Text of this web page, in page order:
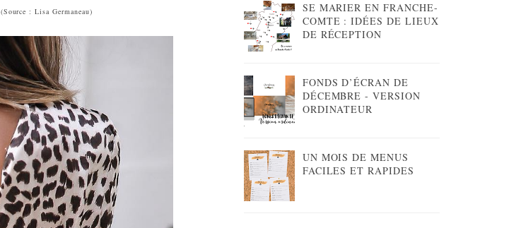
(Source : Lisa Germaneau)
SE MARIER EN FRANCHE-
COMTE : IDÉES DE LIEUX
DE RÉCEPTION
FONDS D’ÉCRAN DE
DÉCEMBRE - VERSION
ORDINATEUR
UN MOIS DE MENUS
FACILES ET RAPIDES